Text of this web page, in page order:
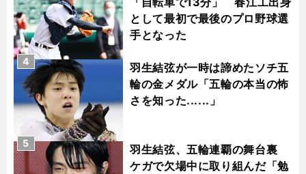
として最初で最後のプロ野球選
手となった
羽生結弦が一時は諦めたソチ五
輪の金メダル「五輪の本当の怖
さを知った......」
4
羽生結弦、五輪連覇の舞台裏
ケガで欠場中に取り組んだ「勉
5